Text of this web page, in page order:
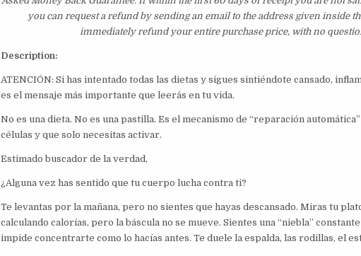
you can request a refund by sending an email to the address given inside
immediately refund your entire purchase price, with no
Description:
ATENCIÓN: Si has intentado todas las dietas y sigues sintiéndote cansado,
es el mensaje más importante que leerás en tu vida.
No es una dieta. No es una pastilla. Es el mecanismo de “reparación
células y que solo necesitas activar.
Estimado buscador de la verdad,
¿Alguna vez has sentido que tu cuerpo lucha contra ti?
Te levantas por la mañana, pero no sientes que hayas descansado. Miras tu
calculando calorías, pero la báscula no se mueve. Sientes una “niebla”
impide concentrarte como lo hacías antes. Te duele la espalda, las rodillas, el